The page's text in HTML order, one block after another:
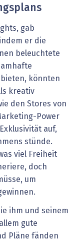
gab
er die
beleuchtete
könnten
kreativ
den Stores von
Power
auf,
stünde.
viel Freiheit
doch
um
ihm und seinem
gute
Pläne fänden